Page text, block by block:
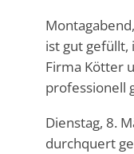
ist gut gefüllt,
Firma Kötter
professionell
Dienstag, 8.
durchquert